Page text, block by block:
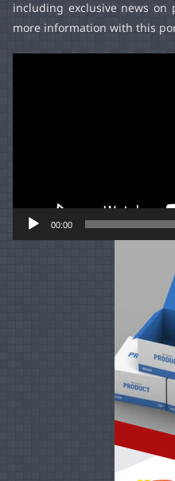
including exclusive news on
more information with this
00:00